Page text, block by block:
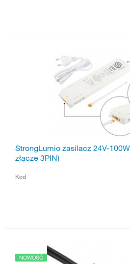
StrongLumio zasilacz 24V-
złącze 3PIN)
Kod
NOWOŚĆ